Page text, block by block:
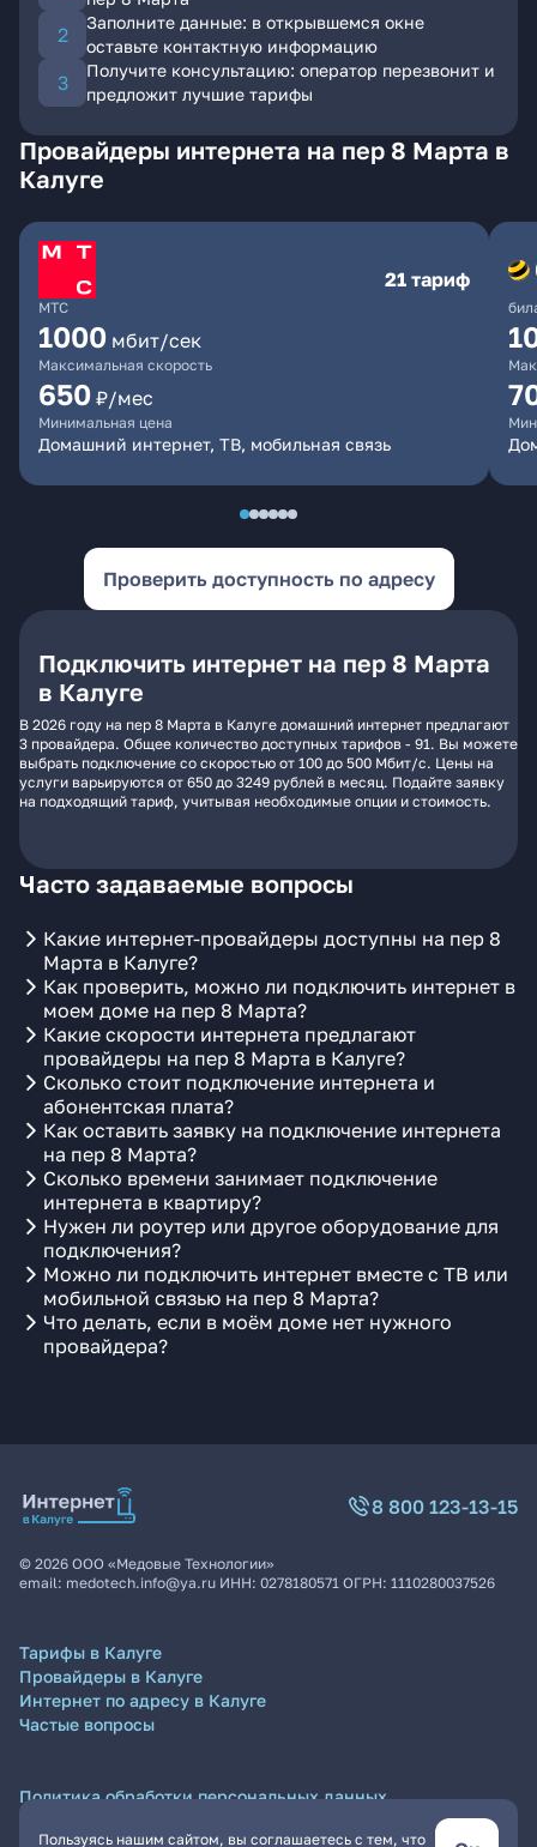
Заполните данные: в открывшемся окне
оставьте контактную информацию
Получите консультацию: оператор перезвонит и
предложит лучшие тарифы
Провайдеры интернета на пер 8 Марта в
Калуге
МТС
21 тариф
1000 мбит/сек
Максимальная скорость
650 ₽/мес
Минимальная цена
Домашний интернет, ТВ, мобильная связь
Проверить доступность по адресу
Подключить интернет на пер 8 Марта
в Калуге
В 2026 году на пер 8 Марта в Калуге домашний интернет предлагают
3 провайдера. Общее количество доступных тарифов - 91. Вы можете
выбрать подключение со скоростью от 100 до 500 Мбит/с. Цены на
услуги варьируются от 650 до 3249 рублей в месяц. Подайте заявку
на подходящий тариф, учитывая необходимые опции и стоимость.
Часто задаваемые вопросы
Какие интернет-провайдеры доступны на пер 8
Марта в Калуге?
Как проверить, можно ли подключить интернет в
моем доме на пер 8 Марта?
Какие скорости интернета предлагают
провайдеры на пер 8 Марта в Калуге?
Сколько стоит подключение интернета и
абонентская плата?
Как оставить заявку на подключение интернета
на пер 8 Марта?
Сколько времени занимает подключение
интернета в квартиру?
Нужен ли роутер или другое оборудование для
подключения?
Можно ли подключить интернет вместе с ТВ или
мобильной связью на пер 8 Марта?
Что делать, если в моём доме нет нужного
провайдера?
Пользуясь нашим сайтом, вы соглашаетесь с тем, что
8 800 123-13-15
© 2026 ООО «Медовые Технологии»
email: medotech.info@ya.ru ИНН: 0278180571 ОГРН: 1110280037526
Тарифы в Калуге
Провайдеры в Калуге
Интернет по адресу в Калуге
Частые вопросы
Политика обработки персональных данных